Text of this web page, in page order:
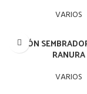
VARIOS
CICLÓN
RANURA
VARIOS